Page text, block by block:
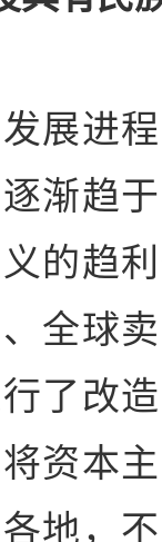
进程
渐趋
的趋
全球
了改
资本
地，